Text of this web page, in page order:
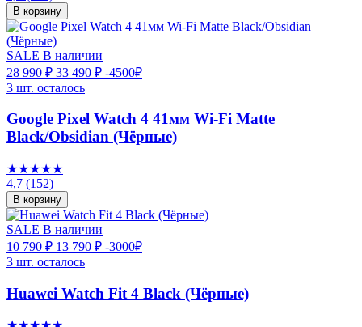
В корзину
SALE В наличии
28 990 ₽ 33 490 ₽ -4500₽
3 шт. осталось
Google Pixel Watch 4 41мм Wi-Fi Matte
Black/Obsidian (Чёрные)
★★★★★
4,7 (152)
В корзину
SALE В наличии
10 790 ₽ 13 790 ₽ -3000₽
3 шт. осталось
Huawei Watch Fit 4 Black (Чёрные)